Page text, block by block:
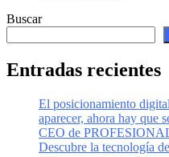
Buscar
Entradas recientes
El posicionamiento
aparecer, ahora hay que
CEO de
Descubre la tecnología